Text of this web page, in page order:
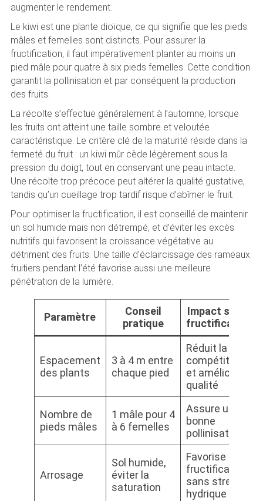
augmenter le rendement.
Le kiwi est une plante dioïque, ce qui signifie que les pieds
mâles et femelles sont distincts. Pour assurer la
fructification, il faut impérativement planter au moins un
pied mâle pour quatre à six pieds femelles. Cette condition
garantit la pollinisation et par conséquent la production
des fruits.
La récolte s’effectue généralement à l’automne, lorsque
les fruits ont atteint une taille sombre et veloutée
caractéristique. Le critère clé de la maturité réside dans la
fermeté du fruit : un kiwi mûr cède légèrement sous la
pression du doigt, tout en conservant une peau intacte.
Une récolte trop précoce peut altérer la qualité gustative,
tandis qu’un cueillage trop tardif risque d’abîmer le fruit.
Pour optimiser la fructification, il est conseillé de maintenir
un sol humide mais non détrempé, et d’éviter les excès
nutritifs qui favorisent la croissance végétative au
détriment des fruits. Une taille d’éclaircissage des rameaux
fruitiers pendant l’été favorise aussi une meilleure
pénétration de la lumière.
Paramètre
Conseil
pratique
Impact sur la
fructification
Espacement
des plants
3 à 4 m entre
chaque pied
Réduit la
compétition
et améliore la
qualité
Nombre de
pieds mâles
1 mâle pour 4
à 6 femelles
Assure une
bonne
pollinisation
Arrosage
Sol humide,
éviter la
saturation
Favorise la
fructification
sans stress
hydrique